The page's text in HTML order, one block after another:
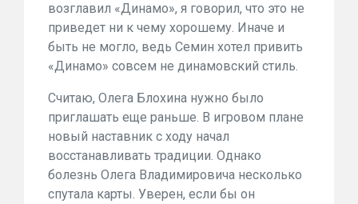
возглавил «Динамо», я говорил, что это не
приведет ни к чему хорошему. Иначе и
быть не могло, ведь Семин хотел привить
«Динамо» совсем не динамовский стиль.
Считаю, Олега Блохина нужно было
приглашать еще раньше. В игровом плане
новый наставник с ходу начал
восстанавливать традиции. Однако
болезнь Олега Владимировича несколько
спутала карты. Уверен, если бы он